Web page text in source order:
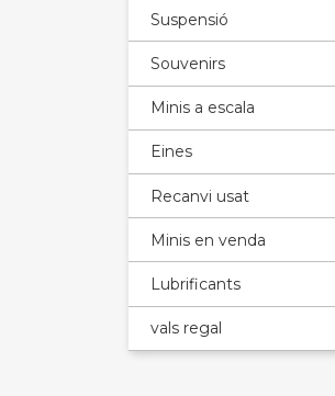
Suspensió
Souvenirs
Minis a escala
Eines
Recanvi usat
Minis en venda
Lubrificants
vals regal